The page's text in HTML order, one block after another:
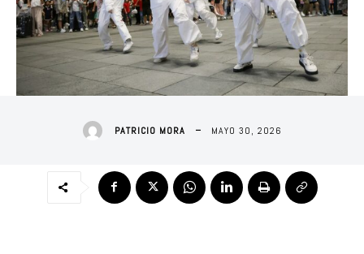
PATRICIO MORA MAYO 30, 2026